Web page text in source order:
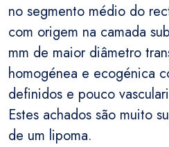
no segmento médio do
com origem na camada
mm de maior diâmetro
homogénea e ecogénica
definidos e pouco
Estes achados são muito
de um lipoma.